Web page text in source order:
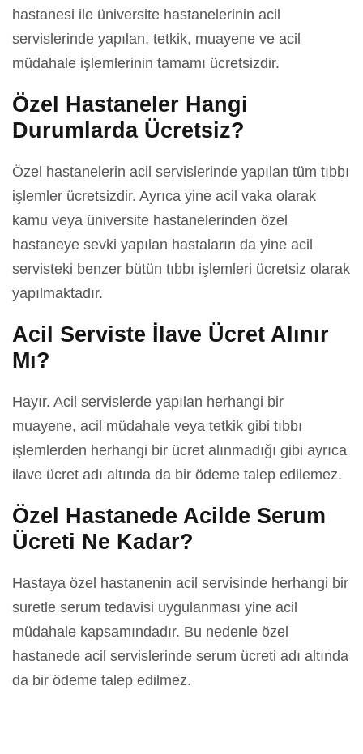
hastanesi ile üniversite hastanelerinin acil
servislerinde yapılan, tetkik, muayene ve acil
müdahale işlemlerinin tamamı ücretsizdir.
Özel Hastaneler Hangi
Durumlarda Ücretsiz?
Özel hastanelerin acil servislerinde yapılan tüm tıbbı
işlemler ücretsizdir. Ayrıca yine acil vaka olarak
kamu veya üniversite hastanelerinden özel
hastaneye sevki yapılan hastaların da yine acil
servisteki benzer bütün tıbbı işlemleri ücretsiz olarak
yapılmaktadır.
Acil Serviste İlave Ücret Alınır
Mı?
Hayır. Acil servislerde yapılan herhangi bir
muayene, acil müdahale veya tetkik gibi tıbbı
işlemlerden herhangi bir ücret alınmadığı gibi ayrıca
ilave ücret adı altında da bir ödeme talep edilemez.
Özel Hastanede Acilde Serum
Ücreti Ne Kadar?
Hastaya özel hastanenin acil servisinde herhangi bir
suretle serum tedavisi uygulanması yine acil
müdahale kapsamındadır. Bu nedenle özel
hastanede acil servislerinde serum ücreti adı altında
da bir ödeme talep edilmez.